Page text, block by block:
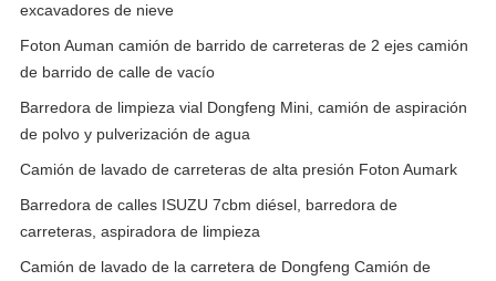
excavadores de nieve
Foton Auman camión de barrido de carreteras de 2 ejes camión
de barrido de calle de vacío
Barredora de limpieza vial Dongfeng Mini, camión de aspiración
de polvo y pulverización de agua
Camión de lavado de carreteras de alta presión Foton Aumark
Barredora de calles ISUZU 7cbm diésel, barredora de
carreteras, aspiradora de limpieza
Camión de lavado de la carretera de Dongfeng Camión de